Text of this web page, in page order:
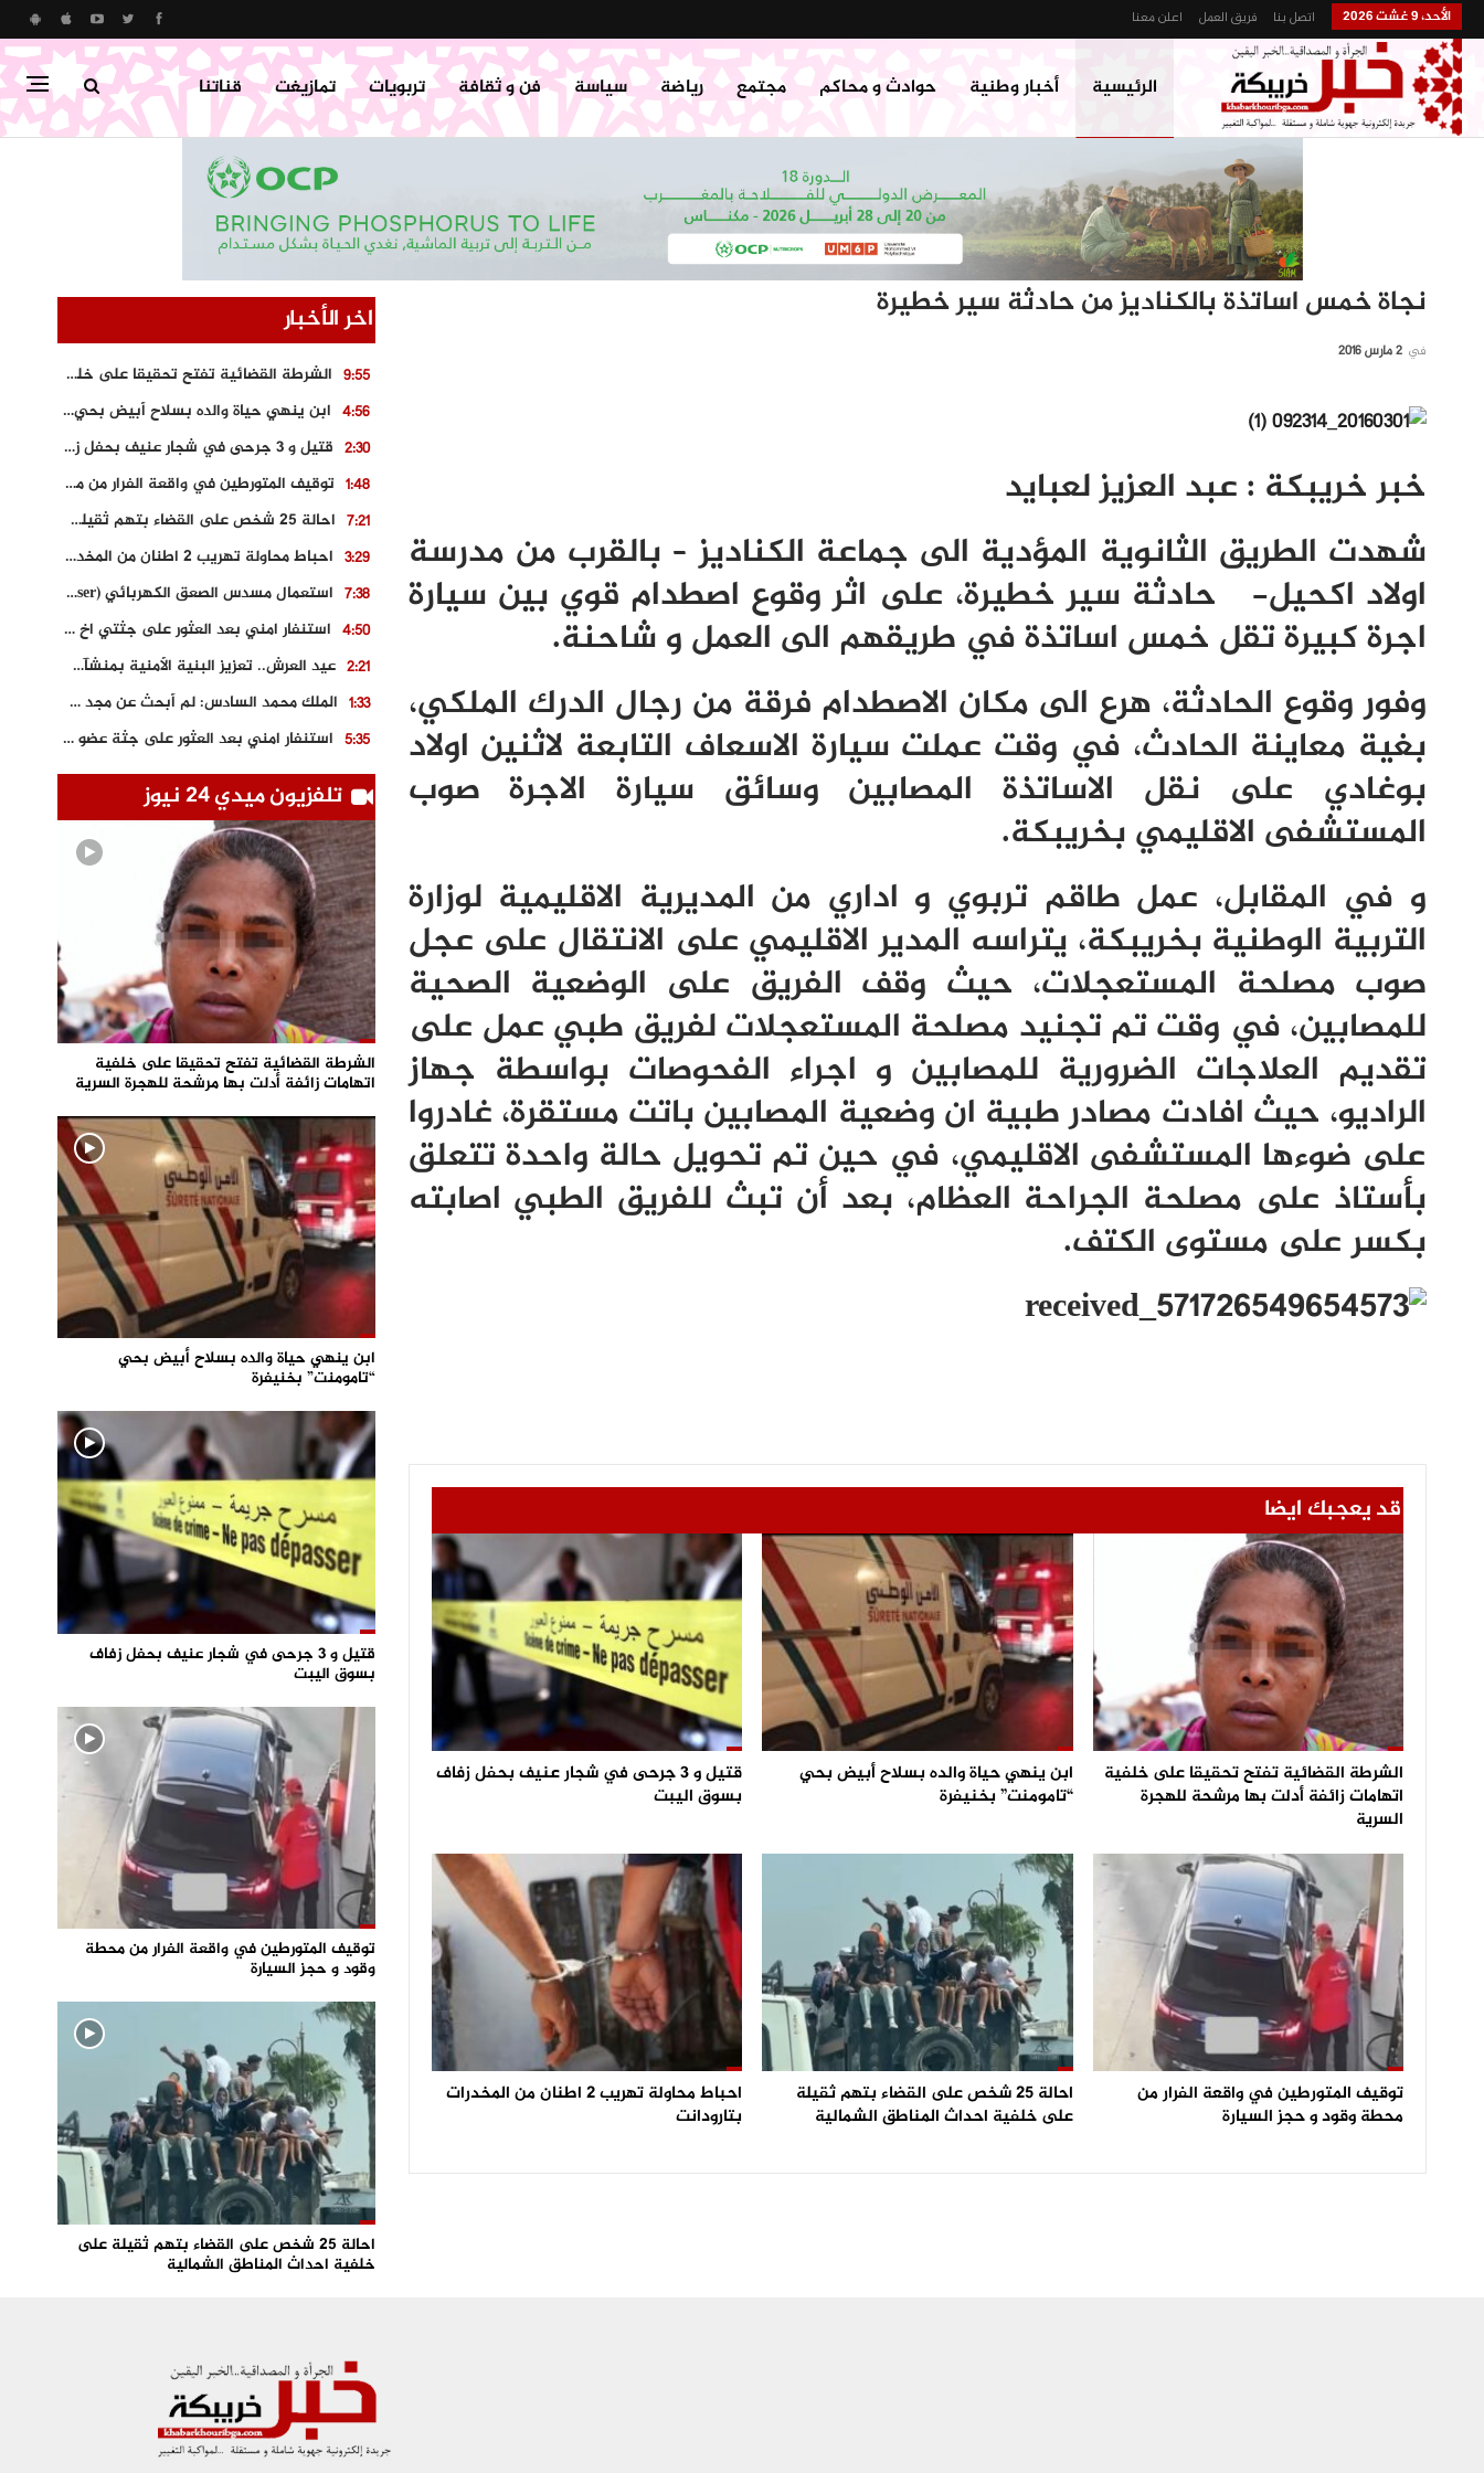
الأحد، 9 غشت 2026 اتصل بنا فريق العمل اعلن معنا
الرئيسية أخبار وطنية حوادث و محاكم مجتمع رياضة سياسة فن و ثقافة تربويات تمازيغت قناتنا
نجاة خمس اساتذة بالكناديز من حادثة سير خطيرة
في 2 مارس 2016
خبر خريبكة : عبد العزيز لعبايد
شهدت الطريق الثانوية المؤدية الى جماعة الكناديز – بالقرب من مدرسة
اولاد اكحيل- حادثة سير خطيرة، على اثر وقوع اصطدام قوي بين سيارة
اجرة كبيرة تقل خمس اساتذة في طريقهم الى العمل و شاحنة.
وفور وقوع الحادثة، هرع الى مكان الاصطدام فرقة من رجال الدرك الملكي،
بغية معاينة الحادث، في وقت عملت سيارة الاسعاف التابعة لاثنين اولاد
بوغادي على نقل الاساتذة المصابين وسائق سيارة الاجرة صوب
المستشفى الاقليمي بخريبكة.
و في المقابل، عمل طاقم تربوي و اداري من المديرية الاقليمية لوزارة
التربية الوطنية بخريبكة، يتراسه المدير الاقليمي على الانتقال على عجل
صوب مصلحة المستعجلات، حيث وقف الفريق على الوضعية الصحية
للمصابين، في وقت تم تجنيد مصلحة المستعجلات لفريق طبي عمل على
تقديم العلاجات الضرورية للمصابين و اجراء الفحوصات بواسطة جهاز
الراديو، حيث افادت مصادر طبية ان وضعية المصابين باتت مستقرة، غادروا
على ضوءها المستشفى الاقليمي، في حين تم تحويل حالة واحدة تتعلق
بأستاذ على مصلحة الجراحة العظام، بعد أن تبث للفريق الطبي اصابته
بكسر على مستوى الكتف.
قد يعجبك ايضا
الشرطة القضائية تفتح تحقيقا على خلفية
اتهامات زائفة أدلت بها مرشحة للهجرة
السرية
ابن ينهي حياة والده بسلاح أبيض بحي
“تامومنت” بخنيفرة
قتيل و 3 جرحى في شجار عنيف بحفل زفاف
بسوق اليبت
توقيف المتورطين في واقعة الفرار من
محطة وقود و حجز السيارة
احالة 25 شخص على القضاء بتهم ثقيلة
على خلفية احداث المناطق الشمالية
احباط محاولة تهريب 2 اطنان من المخدرات
بتارودانت
اخر الأخبار
9:55
الشرطة القضائية تفتح تحقيقا على خلفية اتهامات زائفة أدلت بها مرشحة للهجرة السرية
4:56
ابن ينهي حياة والده بسلاح أبيض بحي “تامومنت” بخنيفرة
2:30
قتيل و 3 جرحى في شجار عنيف بحفل زفاف بسوق اليبت
1:48
توقيف المتورطين في واقعة الفرار من محطة وقود و حجز السيارة
7:21
احالة 25 شخص على القضاء بتهم ثقيلة على خلفية احداث المناطق الشمالية
3:29
احباط محاولة تهريب 2 اطنان من المخدرات بتارودانت
7:38
استعمال مسدس الصعق الكهربائي (Taser) من اجل تحرير شابة محتجزة
4:50
استنفار امني بعد العثور على جثتي اخ و ابن صاحب مطعم اسماك مشهور بطنجة
2:21
عيد العرش.. تعزيز البنية الأمنية بمنشآت و مصالح جديدة بكل من الحسيمة – فاس و الناظور
1:33
الملك محمد السادس: لم أبحث عن مجد شخصي.. وهَمي كرامة المغاربة
5:35
استنفار امني بعد العثور على جثة عضو سابق في حزب المصباح بالقنيطرة..
3:46
حجز 61 كلغ من الكوكايين و توقيف شخصين بالكركرات
5:29
9:18
6:56
تلفزيون ميدي 24 نيوز
الشرطة القضائية تفتح تحقيقا على خلفية
اتهامات زائفة أدلت بها مرشحة للهجرة السرية
ابن ينهي حياة والده بسلاح أبيض بحي
“تامومنت” بخنيفرة
قتيل و 3 جرحى في شجار عنيف بحفل زفاف
بسوق اليبت
توقيف المتورطين في واقعة الفرار من محطة
وقود و حجز السيارة
احالة 25 شخص على القضاء بتهم ثقيلة على
خلفية احداث المناطق الشمالية